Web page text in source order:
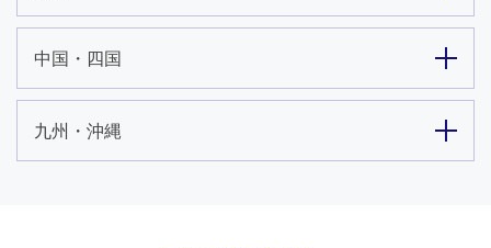
中国・四国
九州・沖縄